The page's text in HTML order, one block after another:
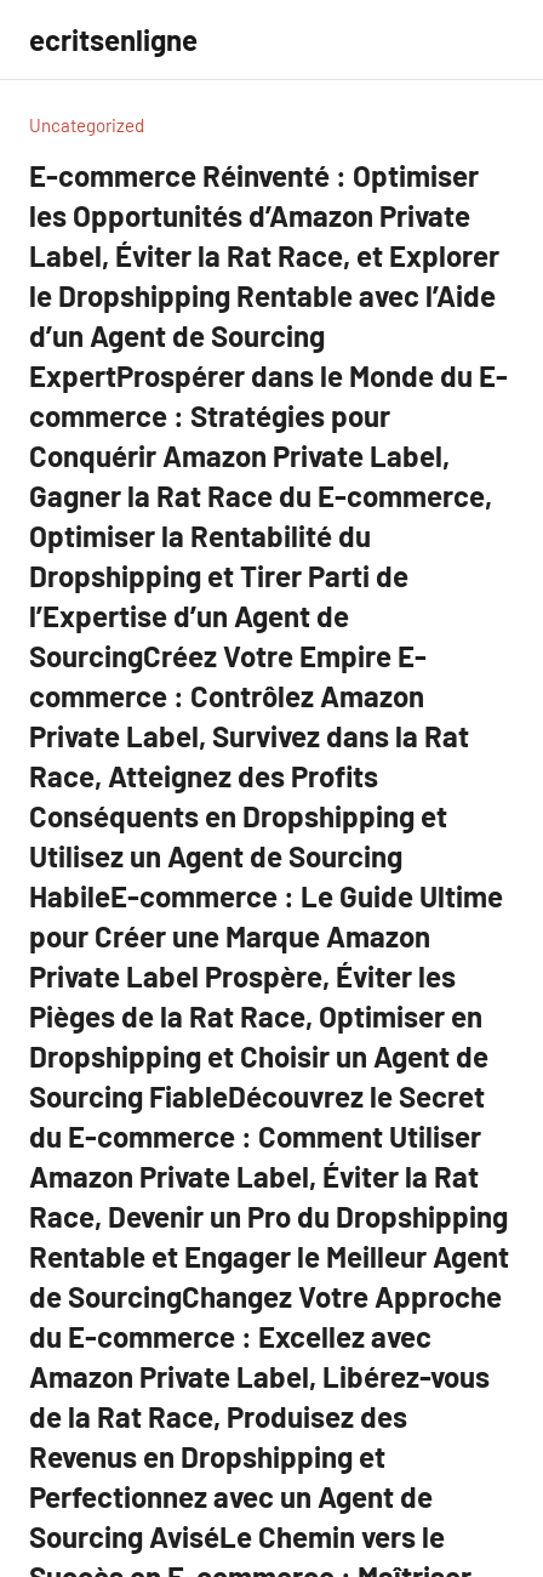
contenu
ecritsenligne
Uncategorized
E-commerce Réinventé : Optimiser
les Opportunités d’Amazon Private
Label, Éviter la Rat Race, et Explorer
le Dropshipping Rentable avec l’Aide
d’un Agent de Sourcing
ExpertProspérer dans le Monde du E-
commerce : Stratégies pour
Conquérir Amazon Private Label,
Gagner la Rat Race du E-commerce,
Optimiser la Rentabilité du
Dropshipping et Tirer Parti de
l’Expertise d’un Agent de
SourcingCréez Votre Empire E-
commerce : Contrôlez Amazon
Private Label, Survivez dans la Rat
Race, Atteignez des Profits
Conséquents en Dropshipping et
Utilisez un Agent de Sourcing
HabileE-commerce : Le Guide Ultime
pour Créer une Marque Amazon
Private Label Prospère, Éviter les
Pièges de la Rat Race, Optimiser en
Dropshipping et Choisir un Agent de
Sourcing FiableDécouvrez le Secret
du E-commerce : Comment Utiliser
Amazon Private Label, Éviter la Rat
Race, Devenir un Pro du Dropshipping
Rentable et Engager le Meilleur Agent
de SourcingChangez Votre Approche
du E-commerce : Excellez avec
Amazon Private Label, Libérez-vous
de la Rat Race, Produisez des
Revenus en Dropshipping et
Perfectionnez avec un Agent de
Sourcing AviséLe Chemin vers le